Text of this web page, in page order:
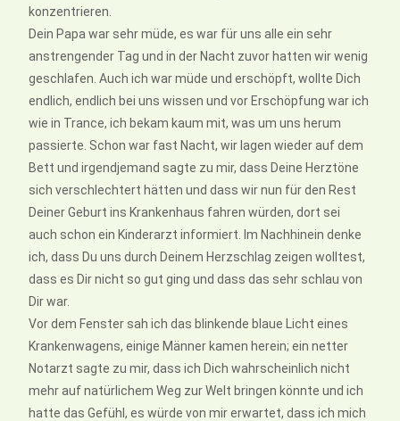
konzentrieren.
Dein Papa war sehr müde, es war für uns alle ein sehr
anstrengender Tag und in der Nacht zuvor hatten wir wenig
geschlafen. Auch ich war müde und erschöpft, wollte Dich
endlich, endlich bei uns wissen und vor Erschöpfung war ich
wie in Trance, ich bekam kaum mit, was um uns herum
passierte. Schon war fast Nacht, wir lagen wieder auf dem
Bett und irgendjemand sagte zu mir, dass Deine Herztöne
sich verschlechtert hätten und dass wir nun für den Rest
Deiner Geburt ins Krankenhaus fahren würden, dort sei
auch schon ein Kinderarzt informiert. Im Nachhinein denke
ich, dass Du uns durch Deinem Herzschlag zeigen wolltest,
dass es Dir nicht so gut ging und dass das sehr schlau von
Dir war.
Vor dem Fenster sah ich das blinkende blaue Licht eines
Krankenwagens, einige Männer kamen herein; ein netter
Notarzt sagte zu mir, dass ich Dich wahrscheinlich nicht
mehr auf natürlichem Weg zur Welt bringen könnte und ich
hatte das Gefühl, es würde von mir erwartet, dass ich mich